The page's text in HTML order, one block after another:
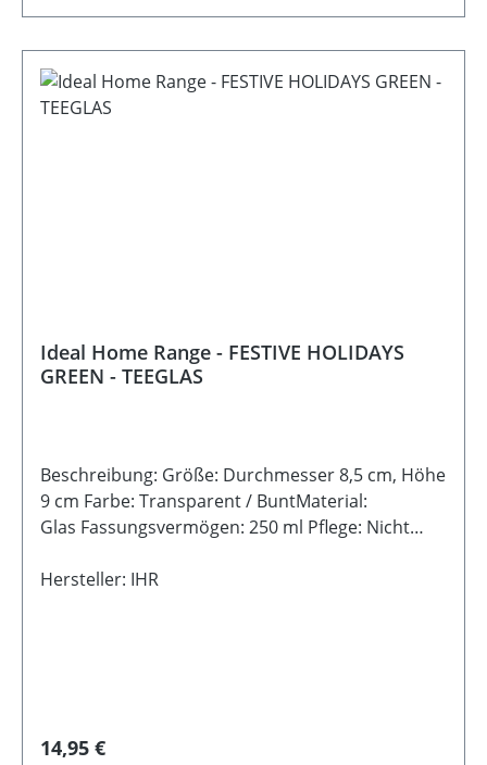
Ideal Home Range - FESTIVE HOLIDAYS
GREEN - TEEGLAS
Beschreibung: Größe: Durchmesser 8,5 cm, Höhe
9 cm Farbe: Transparent / BuntMaterial:
Glas Fassungsvermögen: 250 ml Pflege: Nicht
Handwäsche Hinweis: LebensmittelechtHinweis:
Hersteller: IHR
Regulärer Preis:
14,95 €